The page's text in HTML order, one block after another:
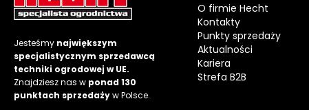
Jesteśmy największym
specjalistycznym sprzedawcą
techniki ogrodowej w UE.
Znajdziesz nas w ponad 130
punktach sprzedażyw Polsce.
O firmie Hecht
Kontakty
Punkty sprzedaży
Aktualności
Kariera
Strefa B2B